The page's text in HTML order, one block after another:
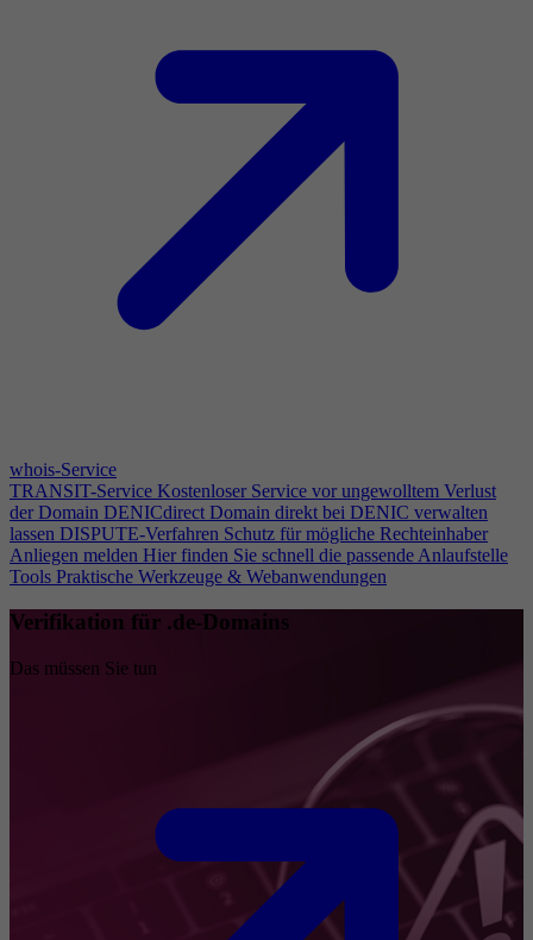
whois-Service
TRANSIT-Service Kostenloser Service vor ungewolltem Verlust
der Domain DENICdirect Domain direkt bei DENIC verwalten
lassen DISPUTE-Verfahren Schutz für mögliche Rechteinhaber
Anliegen melden Hier finden Sie schnell die passende Anlaufstelle
Tools Praktische Werkzeuge & Webanwendungen
Verifikation für .de-Domains
Das müssen Sie tun